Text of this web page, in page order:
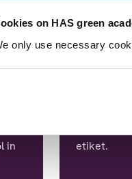
on HAS green
only use necessary
in
Ontdek jij
houdbaar
etiket.